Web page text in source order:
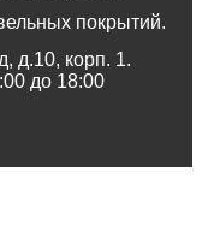
покрытий.
д.10, корп. 1.
до 18:00